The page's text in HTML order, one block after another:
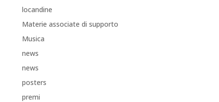
locandine
Materie associate di supporto
Musica
news
news
posters
premi